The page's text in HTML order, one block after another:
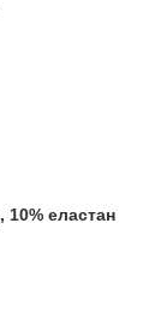
10% еластан